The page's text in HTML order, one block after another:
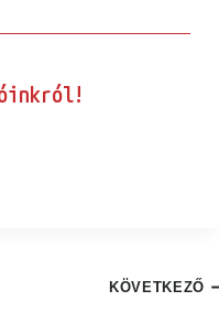
KÖVETKEZŐ